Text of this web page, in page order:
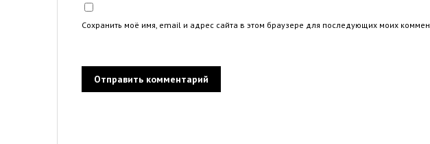
Сохранить моё имя, email и адрес сайта в этом браузере для последующих моих